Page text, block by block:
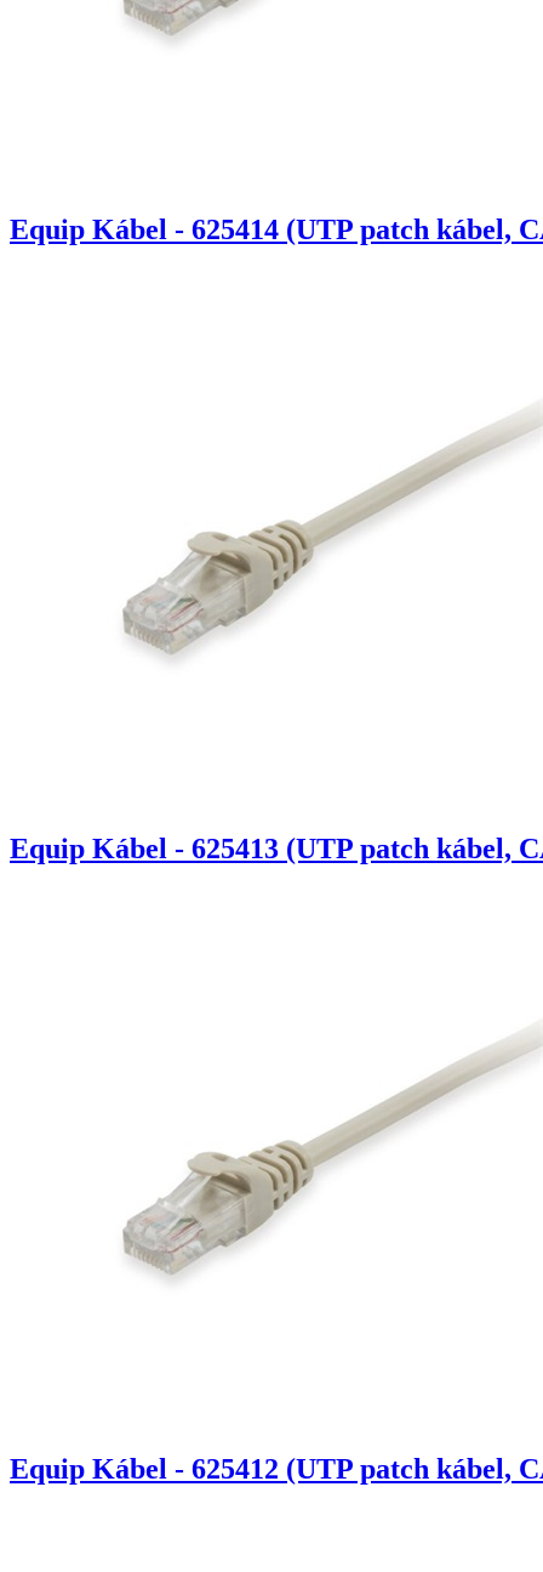
Equip Kábel - 625414 (UTP patch kábel,
Equip Kábel - 625413 (UTP patch kábel,
Equip Kábel - 625412 (UTP patch kábel,